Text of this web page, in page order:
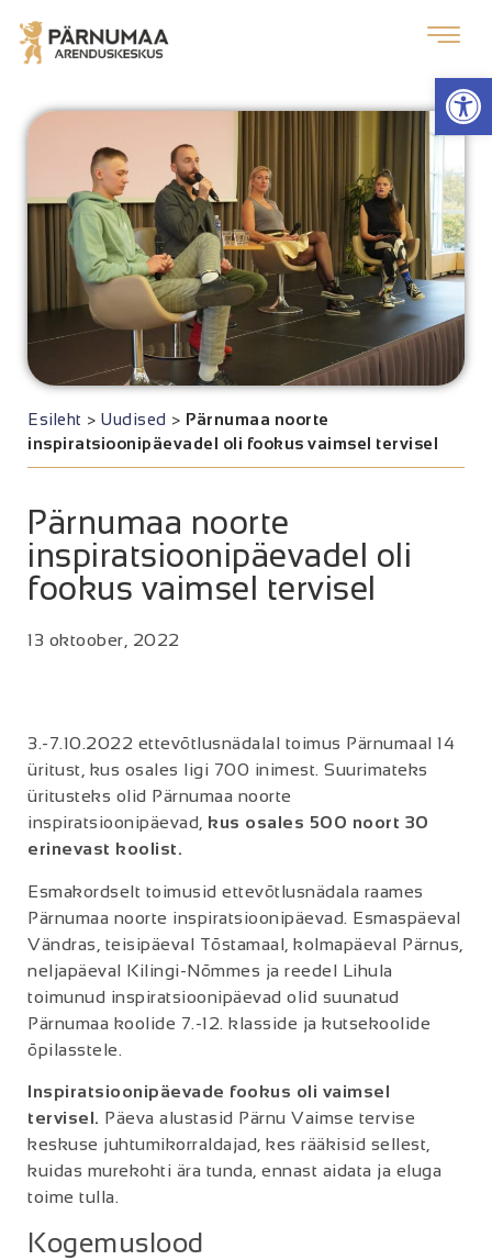
Esileht > Uudised > Pärnumaa noorte
inspiratsioonipäevadel oli fookus vaimsel tervisel
Pärnumaa noorte
inspiratsioonipäevadel oli
fookus vaimsel tervisel
13 oktoober, 2022
3.-7.10.2022 ettevõtlusnädalal toimus Pärnumaal 14
üritust, kus osales ligi 700 inimest. Suurimateks
üritusteks olid Pärnumaa noorte
inspiratsioonipäevad, kus osales 500 noort 30
erinevast koolist.
Esmakordselt toimusid ettevõtlusnädala raames
Pärnumaa noorte inspiratsioonipäevad. Esmaspäeval
Vändras, teisipäeval Tõstamaal, kolmapäeval Pärnus,
neljapäeval Kilingi-Nõmmes ja reedel Lihula
toimunud inspiratsioonipäevad olid suunatud
Pärnumaa koolide 7.-12. klasside ja kutsekoolide
õpilasstele.
Inspiratsioonipäevade fookus oli vaimsel
tervisel. Päeva alustasid Pärnu Vaimse tervise
keskuse juhtumikorraldajad, kes rääkisid sellest,
kuidas murekohti ära tunda, ennast aidata ja eluga
toime tulla.
Kogemuslood